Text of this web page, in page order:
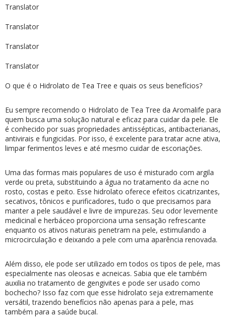
Translator
Translator
Translator
Translator
O que é o Hidrolato de Tea Tree e quais os seus benefícios?
Eu sempre recomendo o Hidrolato de Tea Tree da Aromalife para
quem busca uma solução natural e eficaz para cuidar da pele. Ele
é conhecido por suas propriedades antissépticas, antibacterianas,
antivirais e fungicidas. Por isso, é excelente para tratar acne ativa,
limpar ferimentos leves e até mesmo cuidar de escoriações.
Uma das formas mais populares de uso é misturado com argila
verde ou preta, substituindo a água no tratamento da acne no
rosto, costas e peito. Esse hidrolato oferece efeitos cicatrizantes,
secativos, tônicos e purificadores, tudo o que precisamos para
manter a pele saudável e livre de impurezas. Seu odor levemente
medicinal e herbáceo proporciona uma sensação refrescante
enquanto os ativos naturais penetram na pele, estimulando a
microcirculação e deixando a pele com uma aparência renovada.
Além disso, ele pode ser utilizado em todos os tipos de pele, mas
especialmente nas oleosas e acneicas. Sabia que ele também
auxilia no tratamento de gengivites e pode ser usado como
bochecho? Isso faz com que esse hidrolato seja extremamente
versátil, trazendo benefícios não apenas para a pele, mas
também para a saúde bucal.